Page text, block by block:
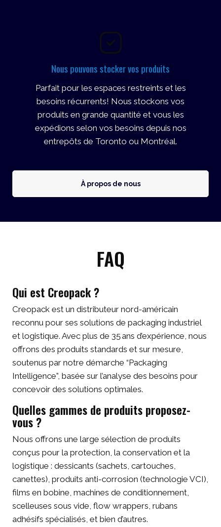
Nous pouvons stocker vos produits
Parfait pour les espaces restreints et les
besoins récurrents! Nous stockons vos
produits en grande quantité et vous les
expédions selon vos besoins depuis nos
entrepôts de Toronto ou Montréal.
À propos de nous
FAQ
Qui est Creopack ?
Creopack est un distributeur nord-américain
reconnu pour ses solutions de packaging industriel
et logistique. Avec plus de 35 ans d’expérience, nous
offrons des produits standards et sur mesure,
soutenus par notre démarche “Packaging
Intelligence”, basée sur l’analyse des besoins pour
concevoir des solutions optimales.
Quelles gammes de produits proposez-
vous ?
Nous offrons une large sélection de produits
conçus pour la protection, la conservation et la
logistique : dessicants (sachets, cartouches,
canettes), produits anti-corrosion (technologie VCI),
films en bobine, machines de conditionnement,
scelleuses sous vide, flow wrappers, rubans
adhésifs spécialisés, et bien d’autres.